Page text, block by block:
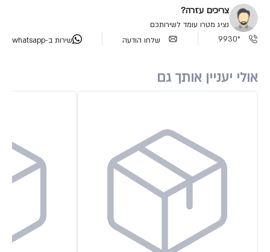
צריכים עזרה?
נציג מטרו עומד לשירותכם
*9930
שלחו הודעה שירות ב-whatsapp
אולי יעניין אותך גם